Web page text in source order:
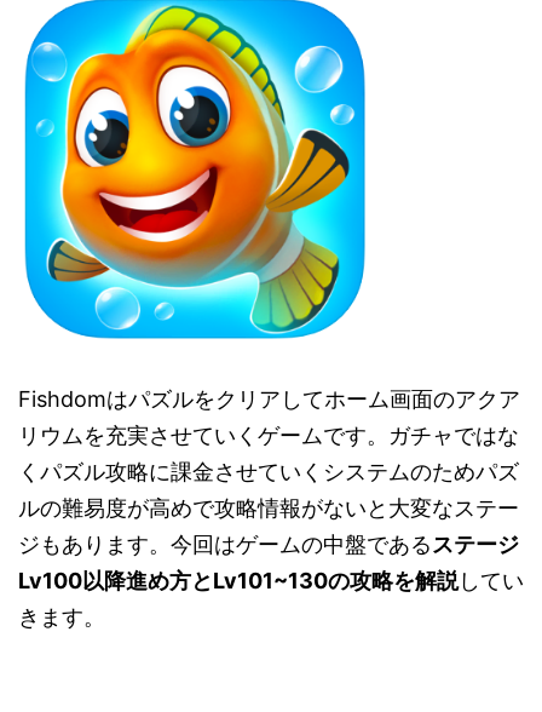
Fishdomはパズルをクリアしてホーム画面のアクア
リウムを充実させていくゲームです。ガチャではな
くパズル攻略に課金させていくシステムのためパズ
ルの難易度が高めで攻略情報がないと大変なステー
ジもあります。今回はゲームの中盤であるステージ
Lv100以降進め方とLv101~130の攻略を解説してい
きます。